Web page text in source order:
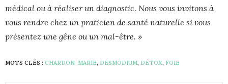
médical ou à réaliser un diagnostic. Nous vous invitons à
vous rendre chez un praticien de santé naturelle si vous
présentez une gêne ou un mal-être. »
MOTS CLÉS : CHARDON-MARIE, DESMODIUM, DÉTOX, FOIE